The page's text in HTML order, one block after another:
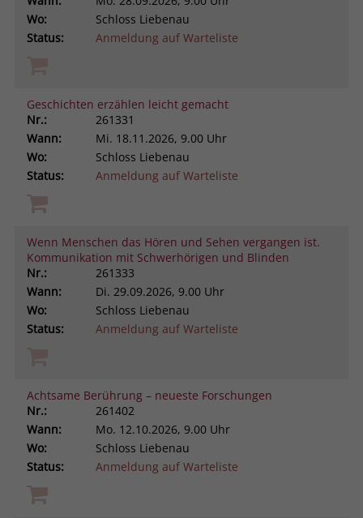
Wo:
Schloss Liebenau
Status:
Anmeldung auf Warteliste
Geschichten erzählen leicht gemacht
Nr.:
261331
Wann:
Mi. 18.11.2026, 9.00 Uhr
Wo:
Schloss Liebenau
Status:
Anmeldung auf Warteliste
Wenn Menschen das Hören und Sehen vergangen ist.
Kommunikation mit Schwerhörigen und Blinden
Nr.:
261333
Wann:
Di. 29.09.2026, 9.00 Uhr
Wo:
Schloss Liebenau
Status:
Anmeldung auf Warteliste
Achtsame Berührung – neueste Forschungen
Nr.:
261402
Wann:
Mo. 12.10.2026, 9.00 Uhr
Wo:
Schloss Liebenau
Status:
Anmeldung auf Warteliste